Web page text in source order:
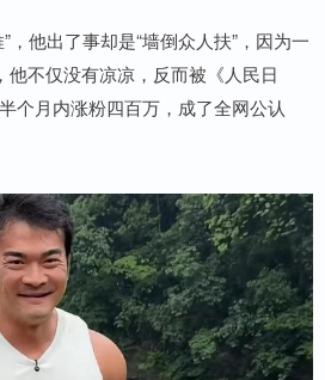
，他出了事却是“墙倒众人扶”，因为一
他不仅没有凉凉，反而被《人民日
个月内涨粉四百万，成了全网公认